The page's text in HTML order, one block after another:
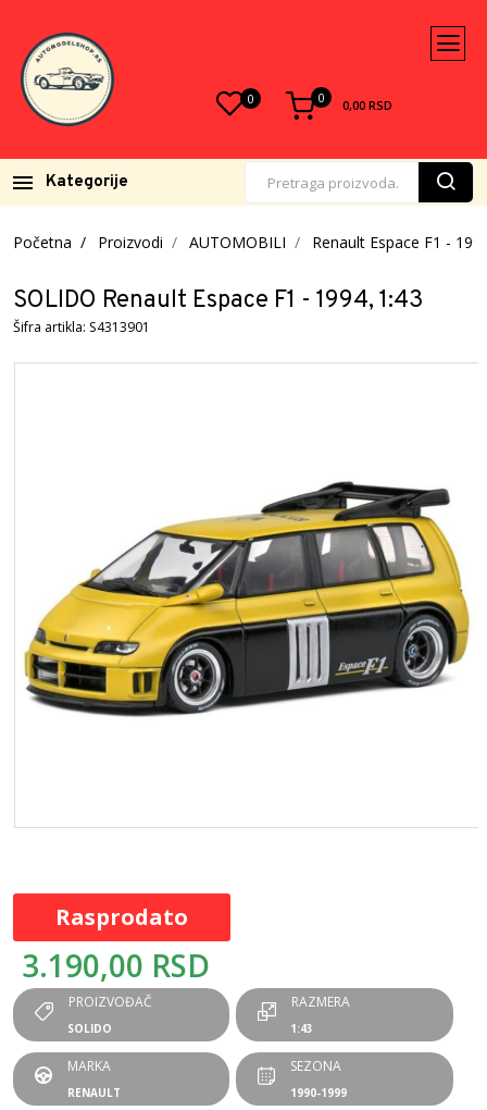
Kategorije
0 0,00 RSD
0
Početna Proizvodi AUTOMOBILI Renault Espace F1 -
SOLIDO Renault Espace F1 - 1994, 1:43
Šifra artikla: S4313901
Rasprodato
3.190,00 RSD
PROIZVOĐAČ
SOLIDO
RAZMERA
1:43
MARKA
RENAULT
SEZONA
1990-1999